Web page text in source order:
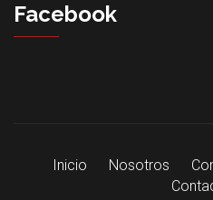
Facebook
Inicio Nosotros